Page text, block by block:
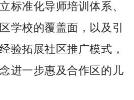
标准化导师培训体系、
学校的覆盖面，以及引
验拓展社区推广模式，
进一步惠及合作区的儿